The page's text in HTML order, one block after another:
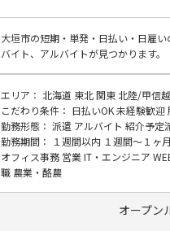
大垣市の短期・単発・日払い・日雇
バイト、アルバイトが見つかります。
エリア： 北海道 東北関東北陸/甲信越
こだわり条件： 日払いOK未経験歓迎
勤務形態： 派遣 アルバイト 紹介予定
勤務期間：
１週間以内 １週間～１ヶ月
オフィス事務 営業IT・エンジニア
職 農業・酪農
オープン